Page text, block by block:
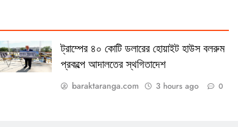
ট্রাম্পের ৪০ কোটি ডলারের হোয়াইট হাউস বলরুম
প্রকল্পে আদালতের স্থগিতাদেশ
baraktaranga.com 3 hours ago 0